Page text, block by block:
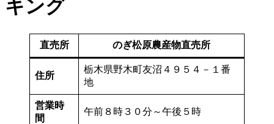
キング
直売所 のぎ松原農産物直売所
住所
栃木県野木町友沼４９５４－１番
地
営業時
間
午前８時３０分～午後５時